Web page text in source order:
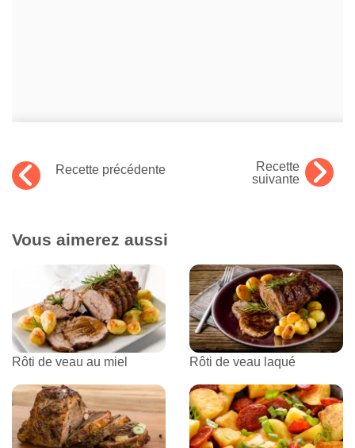
Recette précédente
Recette
suivante
Vous aimerez aussi
Rôti de veau au miel Rôti de veau laqué